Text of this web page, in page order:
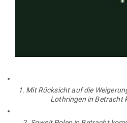
1. Mit Rück­sicht auf die
Loth­ringen in Betracht